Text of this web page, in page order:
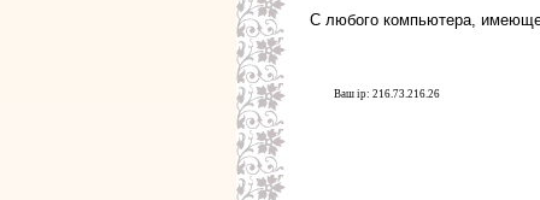
С любого компьютера,
Ваш ip: 216.73.216.26